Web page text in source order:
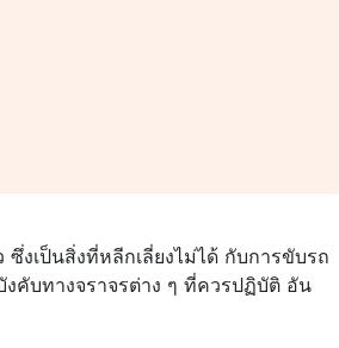
งเป็นสิ่งที่หลีกเลี่ยงไม่ได้ กับการขับรถ
คับทางจราจรต่าง ๆ ที่ควรปฏิบัติ อัน